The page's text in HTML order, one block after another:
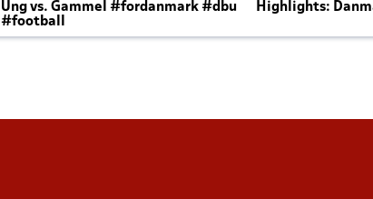
Ung vs. Gammel #fordanmark #dbu
#football
Highlights: